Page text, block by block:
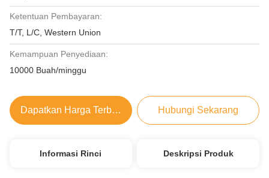
Ketentuan Pembayaran:
T/T, L/C, Western Union
Kemampuan Penyediaan:
10000 Buah/minggu
Dapatkan Harga Terbaik Hubungi Sekarang
Informasi Rinci Deskripsi Produk